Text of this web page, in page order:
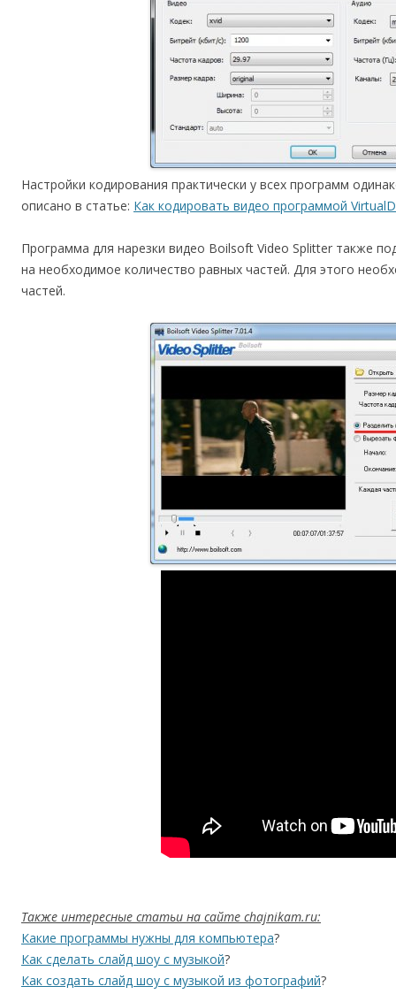
Настройки кодирования практически у всех программ
описано в статье: Как кодировать видео программой
Программа для нарезки видео Boilsoft Video Splitter также
на необходимое количество равных частей. Для этого
частей.
Также интересные статьи на сайте chajnikam.ru:
Какие программы нужны для компьютера?
Как сделать слайд шоу с музыкой?
Как создать слайд шоу с музыкой из фотографий?